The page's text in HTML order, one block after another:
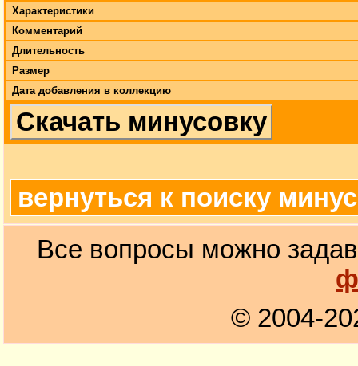
Характеристики
Комментарий
Длительность
Размер
Дата добавления в коллекцию
Скачать минусовку
вернуться к поиску
Все вопросы можно
© 2004-